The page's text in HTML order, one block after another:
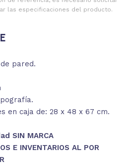
las especificaciones del producto.
pared.
en caja de: 28 x 48 x 67 cm.
SIN MARCA
E INVENTARIOS AL POR